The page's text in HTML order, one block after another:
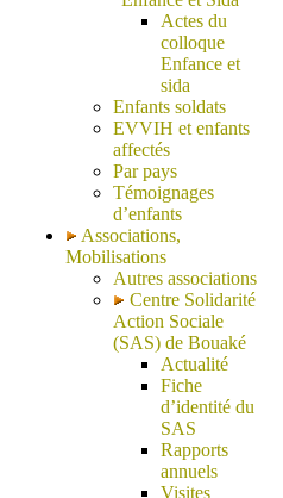
Actes du
colloque
Enfance et
sida
Enfants soldats
EVVIH et enfants
affectés
Par pays
Témoignages
d’enfants
Associations,
Mobilisations
Autres associations
Centre Solidarité
Action Sociale
(SAS) de Bouaké
Actualité
Fiche
d’identité du
SAS
Rapports
annuels
Visites